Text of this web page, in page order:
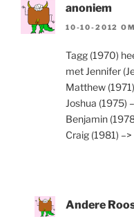
anoniem
10-10-2012
Tagg (1970)
met Jennifer
Matthew
Joshua (1975)
Benjamin
Craig (1981)
Andere